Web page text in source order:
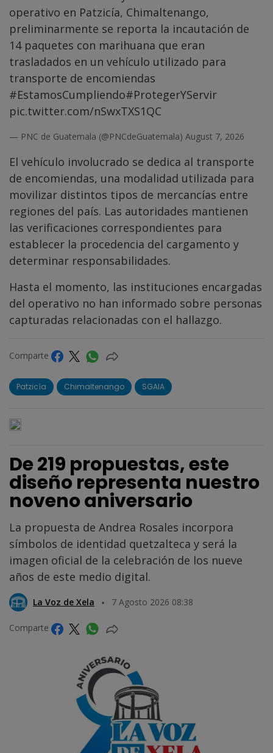
operativo en Patzicía, Chimaltenango,
preliminarmente se reporta la incautación de
14 paquetes con marihuana que eran
trasladados en un vehículo utilizado para
transporte de encomiendas
#EstamosCumpliendo#ProtegerYServir
pic.twitter.com/nSwxTXS1QC
— PNC de Guatemala (@PNCdeGuatemala) August 7, 2026
El vehículo involucrado se dedica al transporte
de encomiendas, una modalidad utilizada para
movilizar distintos tipos de mercancías entre
regiones del país. Las autoridades mantienen
las verificaciones correspondientes para
establecer la procedencia del cargamento y
determinar responsabilidades.
Hasta el momento, las instituciones encargadas
del operativo no han informado sobre personas
capturadas relacionadas con el hallazgo.
Comparte
Patzicía Chimaltenango SGAIA
De 219 propuestas, este
diseño representa nuestro
noveno aniversario
La propuesta de Andrea Rosales incorpora
símbolos de identidad quetzalteca y será la
imagen oficial de la celebración de los nueve
años de este medio digital.
La Voz de Xela 7 Agosto 2026 08:38
Comparte